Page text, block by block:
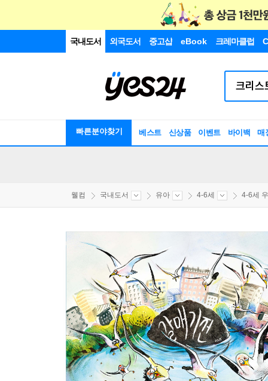
국내도서 외국도서 중고샵 eBook 크레마클럽
빠른분야찾기 베스트 신상품 이벤트 바이백 매
웰컴 국내도서 유아 4-6세 4-6세